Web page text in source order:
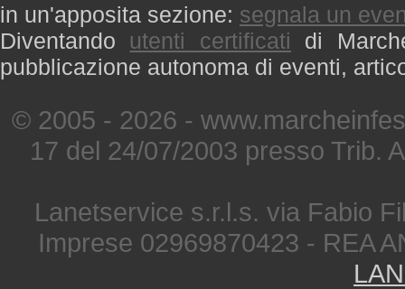
in un'apposita sezione: segnala un
Diventando utenti certificati di
pubblicazione autonoma di eventi,
© 2005 - 2026 -
17 del 24/07/2003 presso Trib.
Lanetservice s.r.l.s. via Fabio
Imprese 02969870423 - REA